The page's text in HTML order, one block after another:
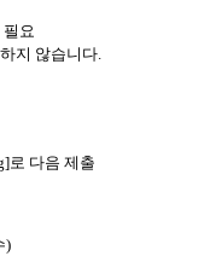
요
지 않습니다.
로 다음 제출
)